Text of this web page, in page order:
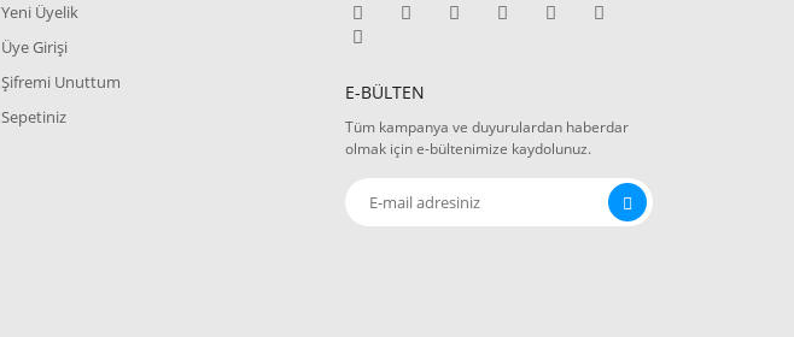
Yeni Üyelik
Üye Girişi
Şifremi Unuttum
Sepetiniz
E-BÜLTEN
Tüm kampanya ve duyurulardan haberdar
olmak için e-bültenimize kaydolunuz.